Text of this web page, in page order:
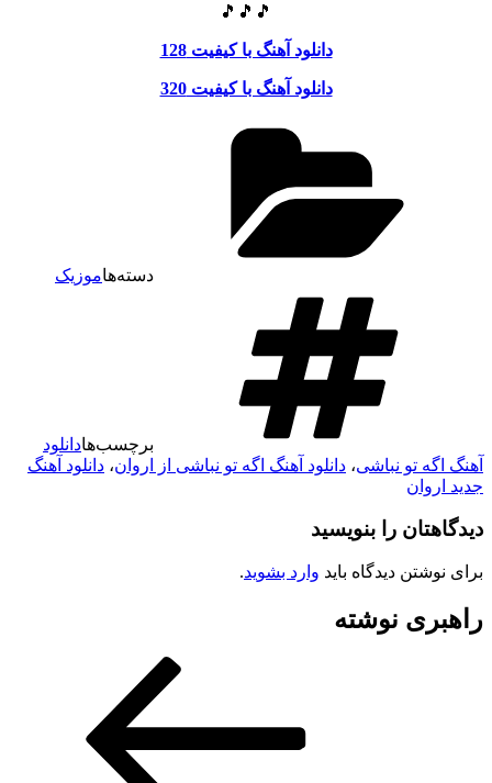
🎵🎵🎵
دانلود آهنگ با کیفیت 128
دانلود آهنگ با کیفیت 320
دسته‌هاموزیک
برچسب‌هادانلود
آهنگ اگه تو نباشی، دانلود آهنگ اگه تو نباشی از اروان، دانلود آهنگ
جدید اروان
دیدگاهتان را بنویسید
برای نوشتن دیدگاه باید وارد بشوید.
راهبری نوشته